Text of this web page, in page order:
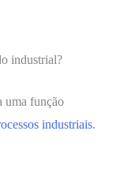
industrial?
uma função
industriais.